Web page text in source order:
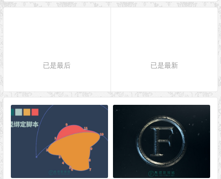
已是最后 已是最新